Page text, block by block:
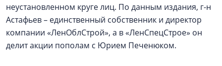
неустановленном круге лиц. По данным издания, г-н
Астафьев – единственный собственник и директор
компании «ЛенОблСтрой», а в «ЛенСпецСтрое» он
делит акции пополам с Юрием Печенюком.